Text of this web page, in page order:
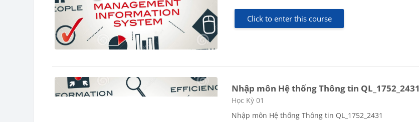
Click to enter this course
Nhập môn Hệ thống Thông tin QL_1752_2431
Course category
Học Kỳ 01
Nhập môn Hệ thống Thông tin QL_1752_2431